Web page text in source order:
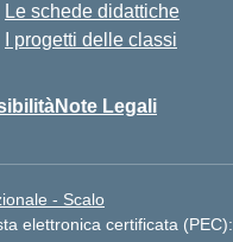
Le schede didattiche
I progetti delle classi
Note Legali
- Scalo
elettronica certificata (PEC):